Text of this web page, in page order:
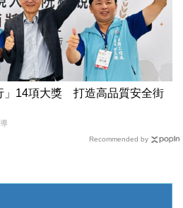
」14項大獎 打造高品質安全街
Recommended by